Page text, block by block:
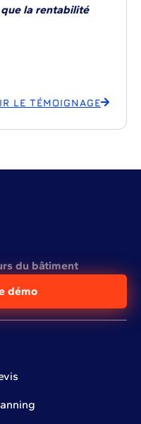
la rentabilité
LE TÉMOIGNAGE
du bâtiment
démo